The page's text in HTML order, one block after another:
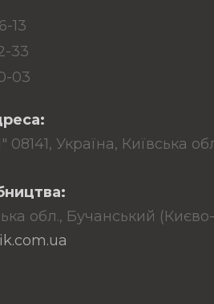
13
33
03
Україна, Київська
обл., Бучанський